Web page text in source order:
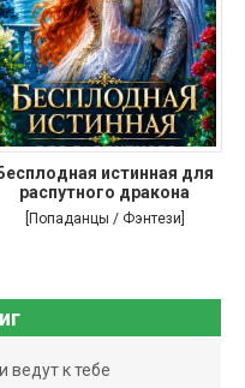
Бесплодная истинная для
распутного дракона
[Попаданцы / Фэнтези]
ведут к тебе